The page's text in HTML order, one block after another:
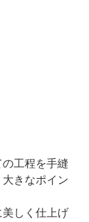
工程を手縫
きなポイン
しく仕上げ